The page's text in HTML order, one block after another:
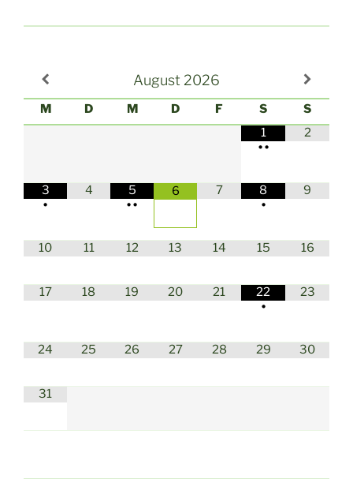
August 2026
M D M D F S
S
1
••
2
3
•
4
5
••
6 7
8
•
9
10 11 12 13 14 15 16
17 18 19 20 21
22
•
23
24 25 26 27 28 29 30
31